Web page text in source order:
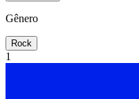
Gênero
Rock
1